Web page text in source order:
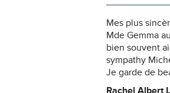
Mes plus
Mde Gemma
bien souvent
sympathy
Je garde de
Rachel Albert